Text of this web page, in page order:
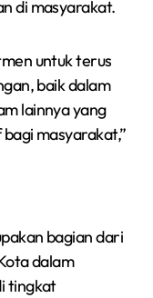
di masyarakat.
untuk terus
baik dalam
lainnya yang
masyarakat,”
bagian dari
dalam
tingkat